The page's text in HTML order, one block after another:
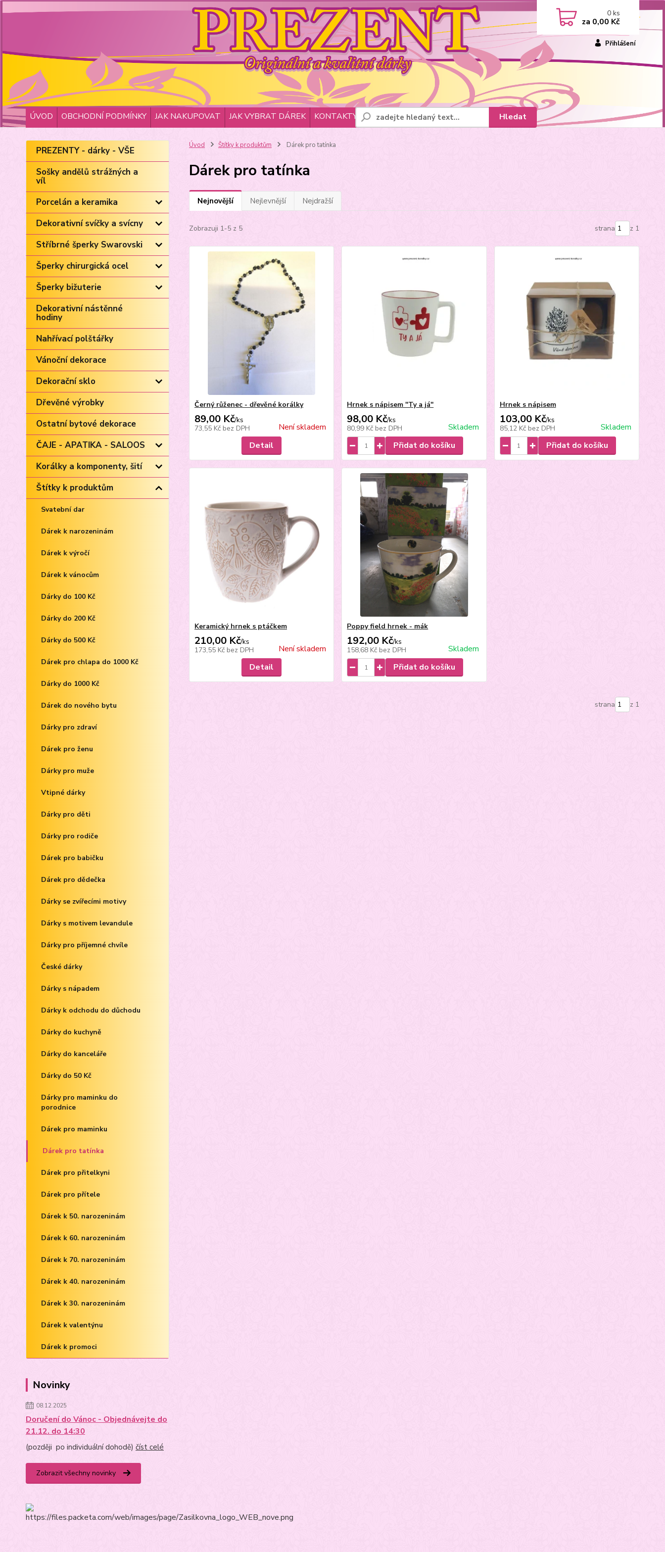
ÚVOD OBCHODNÍ PODMÍNKY JAK NAKUPOVAT JAK VYBRAT DÁREK KONTAKTY
Přihlášení
Hledat
0ks
za 0,00 Kč
PREZENTY - dárky - VŠE
Sošky andělů strážných a
víl
Porcelán a keramika
Dekorativní svíčky a svícny
Stříbrné šperky Swarovski
Šperky chirurgická ocel
Šperky bižuterie
Dekorativní nástěnné
hodiny
Nahřívací polštářky
Vánoční dekorace
Dekorační sklo
Dřevěné výrobky
Ostatní bytové dekorace
ČAJE - APATIKA - SALOOS
Korálky a komponenty, šití
Štítky k produktům
Svatební dar
Dárek k narozeninám
Dárek k výročí
Dárek k vánocům
Dárky do 100 Kč
Dárky do 200 Kč
Dárky do 500 Kč
Dárek pro chlapa do 1000 Kč
Dárky do 1000 Kč
Dárek do nového bytu
Dárky pro zdraví
Dárek pro ženu
Dárky pro muže
Vtipné dárky
Dárky pro děti
Dárky pro rodiče
Dárek pro babičku
Dárek pro dědečka
Dárky se zvířecími motivy
Dárky s motivem levandule
Dárky pro příjemné chvíle
České dárky
Dárky s nápadem
Dárky k odchodu do důchodu
Dárky do kuchyně
Dárky do kanceláře
Dárky do 50 Kč
Dárky pro maminku do
porodnice
Dárek pro maminku
Dárek pro tatínka
Dárek pro přitelkyni
Dárek pro přítele
Dárek k 50. narozeninám
Dárek k 60. narozeninám
Dárek k 70. narozeninám
Dárek k 40. narozeninám
Dárek k 30. narozeninám
Dárek k valentýnu
Dárek k promoci
Novinky
08.12.2025
Doručení do Vánoc - Objednávejte do
21.12. do 14:30
(později po individuální dohodě) číst celé
Zobrazit všechny novinky
Úvod Štítky k produktům Dárek pro tatínka
Dárek pro tatínka
Nejnovější Nejlevnější Nejdražší
Zobrazuji 1-5 z 5 strana z 1
Černý růženec - dřevěné korálky
89,00 Kč/ks
73,55 Kč bez DPH
Není skladem
Detail
Hrnek s nápisem ''Ty a já''
98,00 Kč/ks
80,99 Kč bez DPH
Skladem
Přidat do košíku
Hrnek s nápisem
103,00 Kč/ks
85,12 Kč bez DPH
Skladem
Přidat do košíku
Keramický hrnek s ptáčkem
210,00 Kč/ks
173,55 Kč bez DPH
Není skladem
Detail
Poppy field hrnek - mák
192,00 Kč/ks
158,68 Kč bez DPH
Skladem
Přidat do košíku
strana z 1